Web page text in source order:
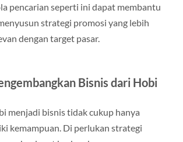
pencarian seperti ini dapat membantu
strategi promosi yang lebih
dengan target pasar.
Bisnis dari Hobi
menjadi bisnis tidak cukup hanya
kemampuan. Di perlukan strategi